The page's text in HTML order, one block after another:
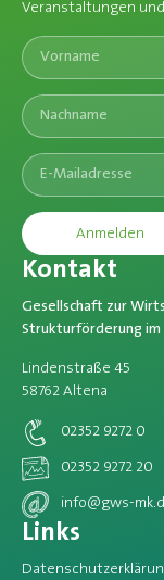
Veranstaltungen
Anmelden
Kontakt
Gesellschaft zur
Strukturförderung im
Lindenstraße 45
58762 Altena
02352 9272 0
02352 9272 20
info@gws-
Links